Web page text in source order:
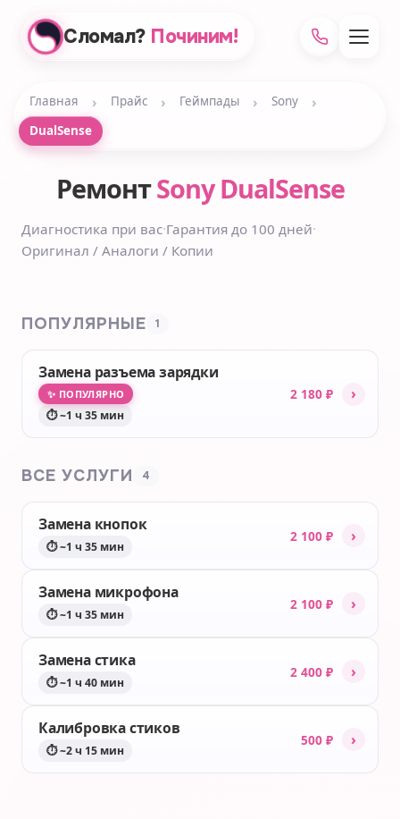
Сломал? Починим!
Главная › Прайс › Геймпады › Sony ›
DualSense
РемонтSony DualSense
Диагностика при вас·Гарантия до 100 дней·
Оригинал / Аналоги / Копии
ПОПУЛЯРНЫЕ 1
Замена разъема зарядки
✨ ПОПУЛЯРНО
⏱ ~1 ч 35 мин
2 180 ₽ ›
ВСЕ УСЛУГИ 4
Замена кнопок
⏱ ~1 ч 35 мин
2 100 ₽ ›
Замена микрофона
⏱ ~1 ч 35 мин
2 100 ₽ ›
Замена стика
⏱ ~1 ч 40 мин
2 400 ₽ ›
Калибровка стиков
⏱ ~2 ч 15 мин
500 ₽ ›